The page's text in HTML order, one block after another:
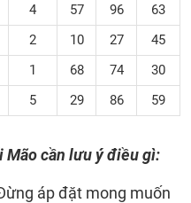
4 57 96
63
2 10 27 45
1 68 74
30
5 29 86 59
cần lưu ý điều gì:
áp đặt mong muốn